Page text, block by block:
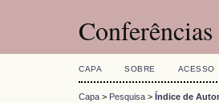
CAPA SOBRE ACESSO
Capa > Pesquisa > Índice de